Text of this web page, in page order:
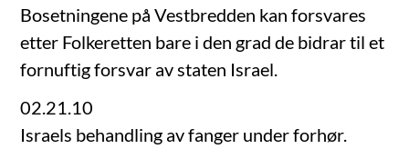
Bosetningene på Vestbredden kan forsvares
etter Folkeretten bare i den grad de bidrar til et
fornuftig forsvar av staten Israel.
02.21.10
Israels behandling av fanger under forhør.